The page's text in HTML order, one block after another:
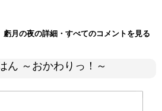
虧月の夜の詳細・すべてのコメントを見る
ん ～おかわりっ！～